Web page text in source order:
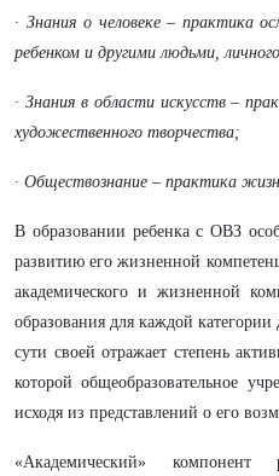
· Знания о человеке – практика
ребенком и другими людьми,
· Знания в области искусств –
художественного творчества;
· Обществознание – практика
В образовании ребенка с ОВЗ
развитию его жизненной
академического и жизненной
образования для каждой
сути своей отражает степень
которой общеобразовательное
исходя из представлений о его
«Академический» компонент